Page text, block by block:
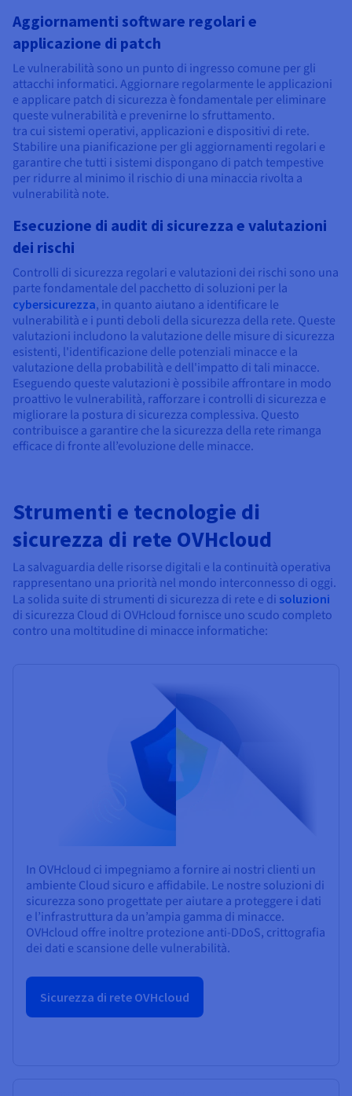
Aggiornamenti software regolari e
applicazione di patch
Le vulnerabilità sono un punto di ingresso comune per gli
attacchi informatici. Aggiornare regolarmente le applicazioni
e applicare patch di sicurezza è fondamentale per eliminare
queste vulnerabilità e prevenirne lo sfruttamento.
tra cui sistemi operativi, applicazioni e dispositivi di rete.
Stabilire una pianificazione per gli aggiornamenti regolari e
garantire che tutti i sistemi dispongano di patch tempestive
per ridurre al minimo il rischio di una minaccia rivolta a
vulnerabilità note.
Esecuzione di audit di sicurezza e valutazioni
dei rischi
Controlli di sicurezza regolari e valutazioni dei rischi sono una
parte fondamentale del pacchetto di soluzioni per la
cybersicurezza, in quanto aiutano a identificare le
vulnerabilità e i punti deboli della sicurezza della rete. Queste
valutazioni includono la valutazione delle misure di sicurezza
esistenti, l'identificazione delle potenziali minacce e la
valutazione della probabilità e dell'impatto di tali minacce.
Eseguendo queste valutazioni è possibile affrontare in modo
proattivo le vulnerabilità, rafforzare i controlli di sicurezza e
migliorare la postura di sicurezza complessiva. Questo
contribuisce a garantire che la sicurezza della rete rimanga
efficace di fronte all’evoluzione delle minacce.
Strumenti e tecnologie di
sicurezza di rete OVHcloud
La salvaguardia delle risorse digitali e la continuità operativa
rappresentano una priorità nel mondo interconnesso di oggi.
La solida suite di strumenti di sicurezza di rete e di soluzioni
di sicurezza Cloud di OVHcloud fornisce uno scudo completo
contro una moltitudine di minacce informatiche:
In OVHcloud ci impegniamo a fornire ai nostri clienti un
ambiente Cloud sicuro e affidabile. Le nostre soluzioni di
sicurezza sono progettate per aiutare a proteggere i dati
e l’infrastruttura da un’ampia gamma di minacce.
OVHcloud offre inoltre protezione anti-DDoS, crittografia
dei dati e scansione delle vulnerabilità.
Sicurezza di rete OVHcloud